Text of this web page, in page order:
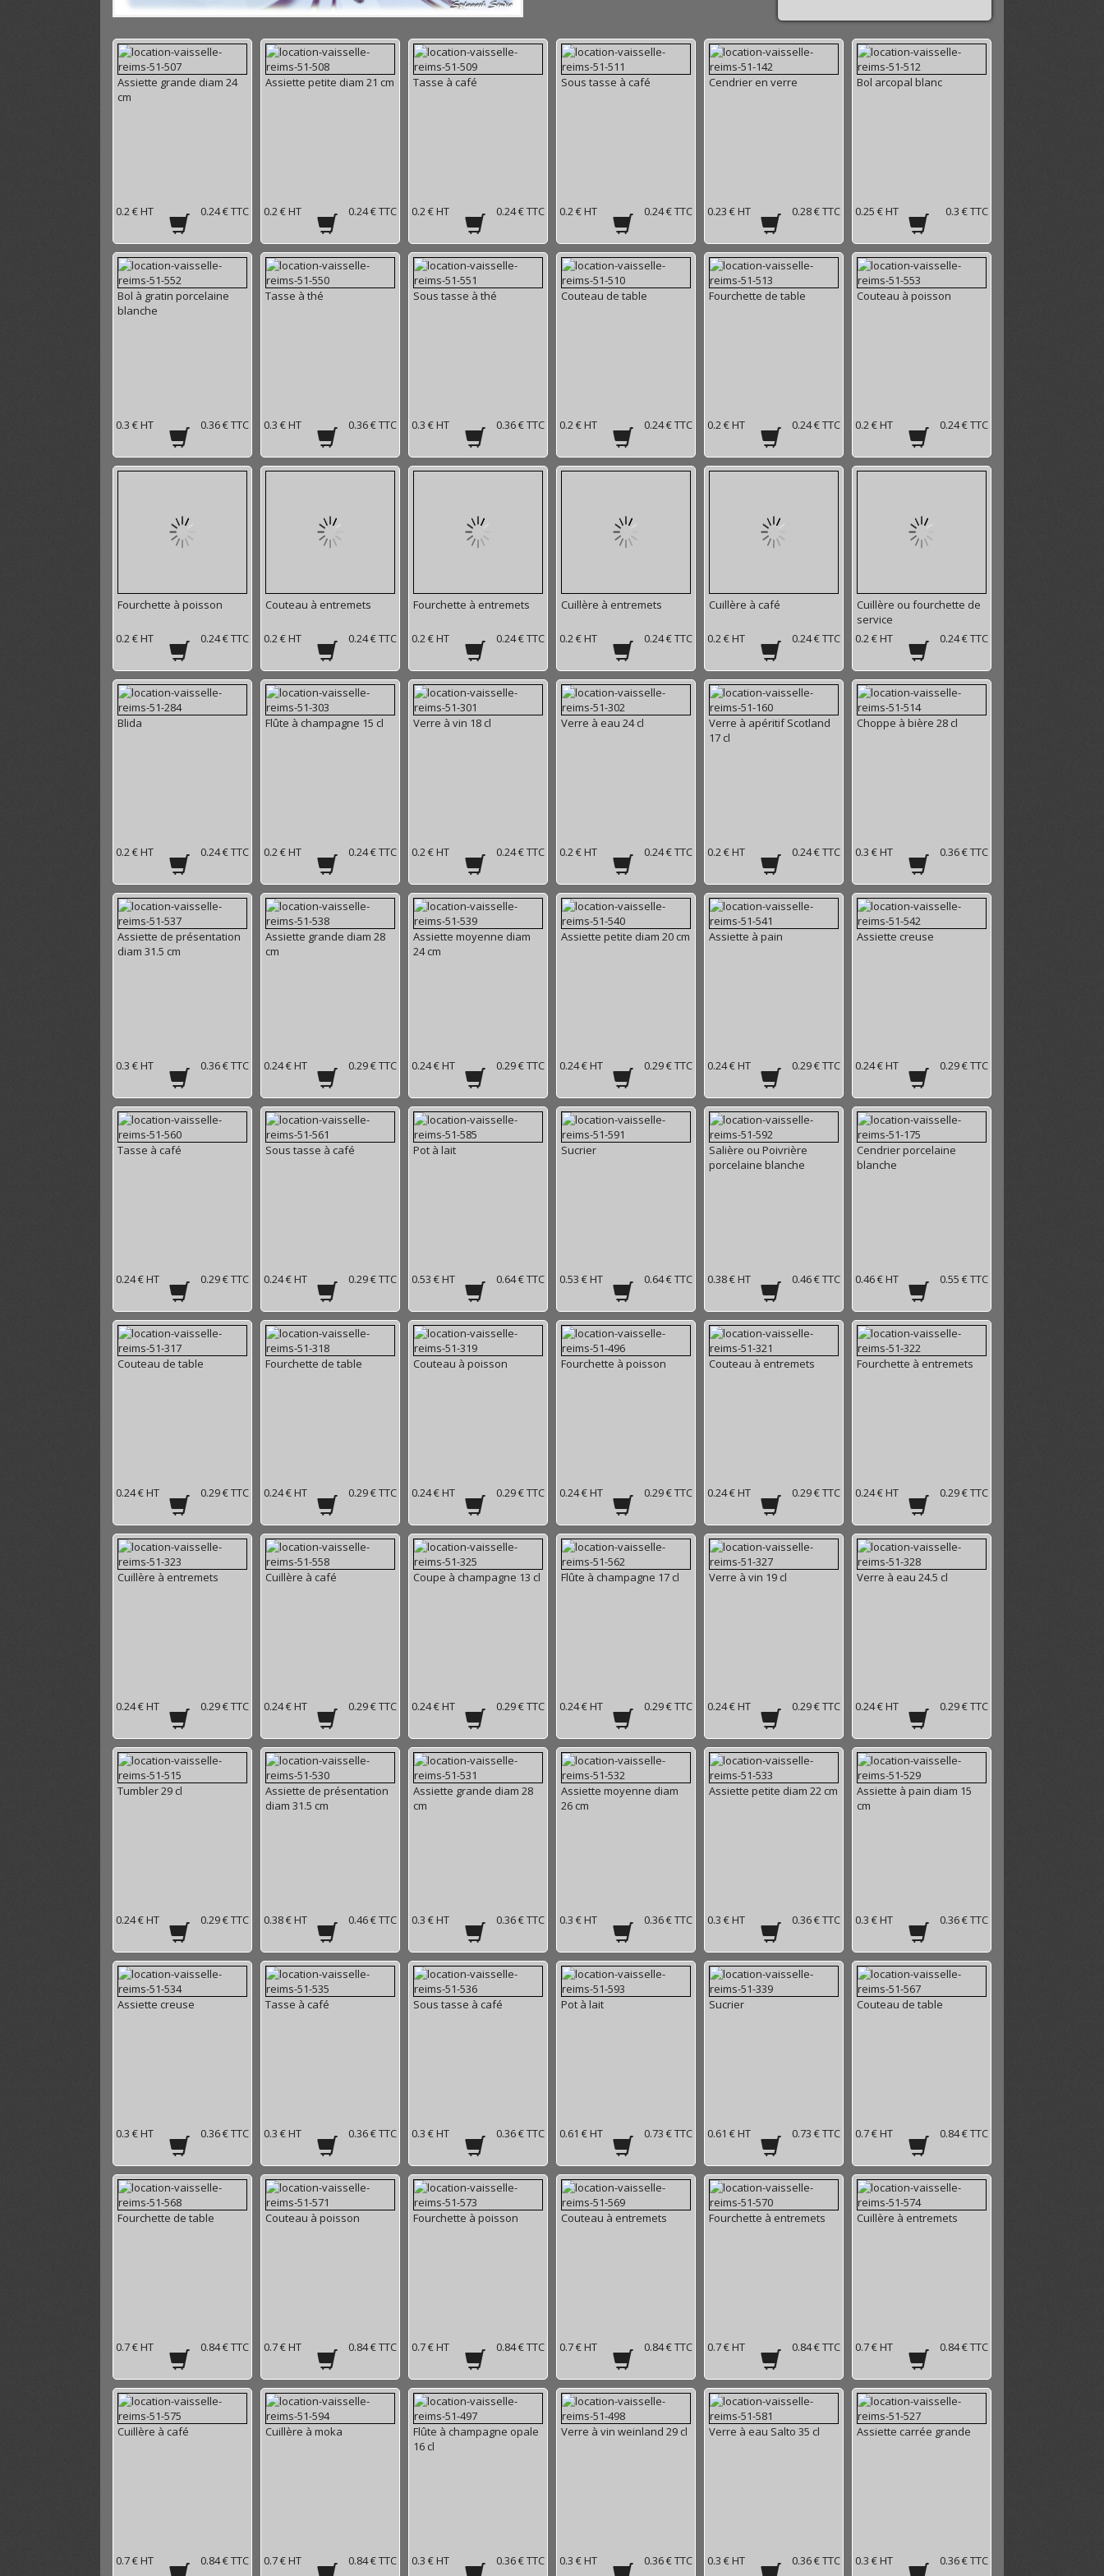
Assiette grande diam 24
cm
0.2 € HT 0.24 € TTC
Assiette petite diam 21 cm
0.2 € HT 0.24 € TTC
Tasse à café
0.2 € HT 0.24 € TTC
Sous tasse à café
0.2 € HT 0.24 € TTC
Cendrier en verre
0.23 € HT 0.28 € TTC
Bol arcopal blanc
0.25 € HT 0.3 € TTC
Bol à gratin porcelaine
blanche
0.3 € HT 0.36 € TTC
Tasse à thé
0.3 € HT 0.36 € TTC
Sous tasse à thé
0.3 € HT 0.36 € TTC
Couteau de table
0.2 € HT 0.24 € TTC
Fourchette de table
0.2 € HT 0.24 € TTC
Couteau à poisson
0.2 € HT 0.24 € TTC
Fourchette à poisson
0.2 € HT 0.24 € TTC
Couteau à entremets
0.2 € HT 0.24 € TTC
Fourchette à entremets
0.2 € HT 0.24 € TTC
Cuillère à entremets
0.2 € HT 0.24 € TTC
Cuillère à café
0.2 € HT 0.24 € TTC
Cuillère ou fourchette de
service
0.2 € HT
0.24 € TTC
Blida
0.2 € HT 0.24 € TTC
Flûte à champagne 15 cl
0.2 € HT 0.24 € TTC
Verre à vin 18 cl
0.2 € HT 0.24 € TTC
Verre à eau 24 cl
0.2 € HT 0.24 € TTC
Verre à apéritif Scotland
17 cl
0.2 € HT 0.24 € TTC
Choppe à bière 28 cl
0.3 € HT 0.36 € TTC
Assiette de présentation
diam 31.5 cm
0.3 € HT 0.36 € TTC
Assiette grande diam 28
cm
0.24 € HT 0.29 € TTC
Assiette moyenne diam
24 cm
0.24 € HT 0.29 € TTC
Assiette petite diam 20 cm
0.24 € HT 0.29 € TTC
Assiette à pain
0.24 € HT 0.29 € TTC
Assiette creuse
0.24 € HT 0.29 € TTC
Tasse à café
0.24 € HT 0.29 € TTC
Sous tasse à café
0.24 € HT 0.29 € TTC
Pot à lait
0.53 € HT 0.64 € TTC
Sucrier
0.53 € HT 0.64 € TTC
Salière ou Poivrière
porcelaine blanche
0.38 € HT 0.46 € TTC
Cendrier porcelaine
blanche
0.46 € HT 0.55 € TTC
Couteau de table
0.24 € HT 0.29 € TTC
Fourchette de table
0.24 € HT 0.29 € TTC
Couteau à poisson
0.24 € HT 0.29 € TTC
Fourchette à poisson
0.24 € HT 0.29 € TTC
Couteau à entremets
0.24 € HT 0.29 € TTC
Fourchette à entremets
0.24 € HT 0.29 € TTC
Cuillère à entremets
0.24 € HT 0.29 € TTC
Cuillère à café
0.24 € HT 0.29 € TTC
Coupe à champagne 13 cl
0.24 € HT 0.29 € TTC
Flûte à champagne 17 cl
0.24 € HT 0.29 € TTC
Verre à vin 19 cl
0.24 € HT 0.29 € TTC
Verre à eau 24.5 cl
0.24 € HT 0.29 € TTC
Tumbler 29 cl
0.24 € HT 0.29 € TTC
Assiette de présentation
diam 31.5 cm
0.38 € HT 0.46 € TTC
Assiette grande diam 28
cm
0.3 € HT 0.36 € TTC
Assiette moyenne diam
26 cm
0.3 € HT 0.36 € TTC
Assiette petite diam 22 cm
0.3 € HT 0.36 € TTC
Assiette à pain diam 15
cm
0.3 € HT 0.36 € TTC
Assiette creuse
0.3 € HT 0.36 € TTC
Tasse à café
0.3 € HT 0.36 € TTC
Sous tasse à café
0.3 € HT 0.36 € TTC
Pot à lait
0.61 € HT 0.73 € TTC
Sucrier
0.61 € HT 0.73 € TTC
Couteau de table
0.7 € HT 0.84 € TTC
Fourchette de table
0.7 € HT 0.84 € TTC
Couteau à poisson
0.7 € HT 0.84 € TTC
Fourchette à poisson
0.7 € HT 0.84 € TTC
Couteau à entremets
0.7 € HT 0.84 € TTC
Fourchette à entremets
0.7 € HT 0.84 € TTC
Cuillère à entremets
0.7 € HT 0.84 € TTC
Cuillère à café
0.7 € HT 0.84 € TTC
Cuillère à moka
0.7 € HT 0.84 € TTC
Flûte à champagne opale
16 cl
0.3 € HT 0.36 € TTC
Verre à vin weinland 29 cl
0.3 € HT 0.36 € TTC
Verre à eau Salto 35 cl
0.3 € HT 0.36 € TTC
Assiette carrée grande
0.3 € HT 0.36 € TTC